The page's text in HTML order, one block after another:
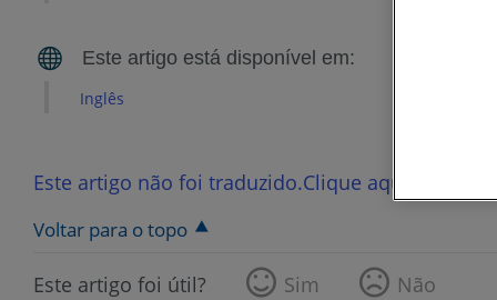
Inglês
Este artigo não foi traduzido.Clique aqui para
Voltar para o topo
Este artigo foi útil? Sim Não